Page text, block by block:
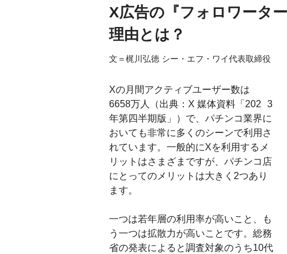
X広告の『フォロワータ
理由とは？
文＝梶川弘徳 シー・エフ・ワイ代表取締役
Xの月間アクティブユーザー数は
6658万人（出典：X 媒体資料「202 3
年第四半期版」）で、パチンコ業界に
おいても非常に多くのシーンで利用さ
れています。一般的にXを利用するメ
リットはさまざまですが、パチンコ店
にとってのメリットは大きく2つあり
ます。
一つは若年層の利用率が高いこと、も
う一つは拡散力が高いことです。総務
省の発表によると調査対象のうち10代